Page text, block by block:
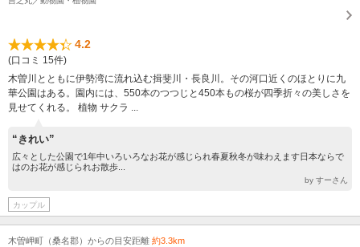
4.2
(口コミ 15件)
木曽川とともに伊勢湾に流れ込む揖斐川・長良川。その河口近くのほとりに九
華公園はある。園内には、550本のつつじと450本もの桜が四季折々の美しさを
見せてくれる。 植物 サクラ ...
“きれい”
広々とした公園で1年中いろいろなお花が感じられ春夏秋冬が味わえます日本ならで
はのお花が感じられお散歩...
by すーさん
カップル
木曽岬町（桑名郡）からの目安距離 約3.3km